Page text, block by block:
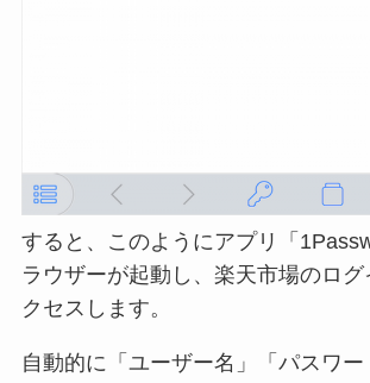
すると、このようにアプリ「
ラウザーが起動し、楽天市場のロ
クセスします。
自動的に「ユーザー名」「パスワー